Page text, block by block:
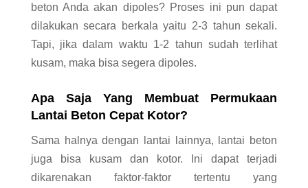
beton Anda akan dipoles? Proses ini pun dapat
dilakukan secara berkala yaitu 2-3 tahun sekali.
Tapi, jika dalam waktu 1-2 tahun sudah terlihat
kusam, maka bisa segera dipoles.
Apa Saja Yang Membuat Permukaan
Lantai Beton Cepat Kotor?
Sama halnya dengan lantai lainnya, lantai beton
juga bisa kusam dan kotor. Ini dapat terjadi
dikarenakan faktor-faktor tertentu yang